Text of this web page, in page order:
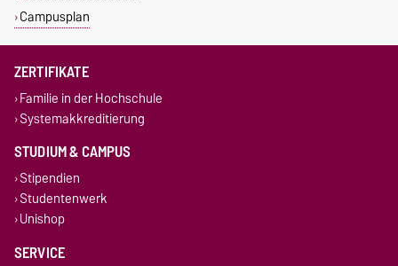
Campusplan
ZERTIFIKATE
Familie in der Hochschule
Systemakkreditierung
STUDIUM & CAMPUS
Stipendien
Studentenwerk
Unishop
SERVICE